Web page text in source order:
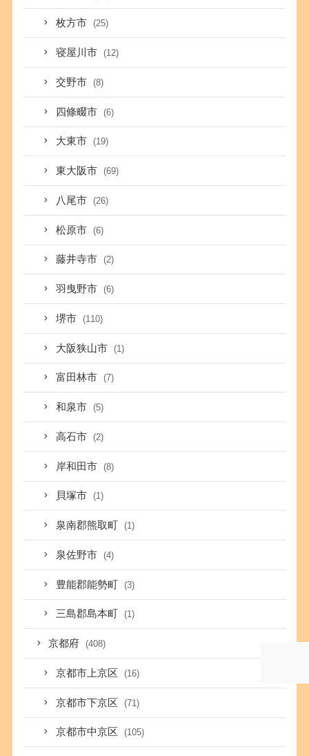
枚方市 (25)
寝屋川市 (12)
交野市 (8)
四條畷市 (6)
大東市 (19)
東大阪市 (69)
八尾市 (26)
松原市 (6)
藤井寺市 (2)
羽曳野市 (6)
堺市 (110)
大阪狭山市 (1)
富田林市 (7)
和泉市 (5)
高石市 (2)
岸和田市 (8)
貝塚市 (1)
泉南郡熊取町 (1)
泉佐野市 (4)
豊能郡能勢町 (3)
三島郡島本町 (1)
京都府 (408)
京都市上京区 (16)
京都市下京区 (71)
京都市中京区 (105)